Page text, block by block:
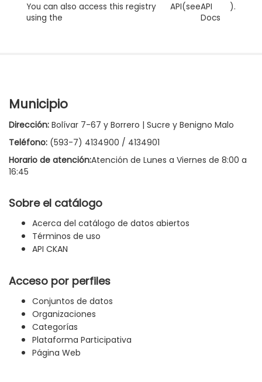
You can also access this registry
using the
API(seeAPI
Docs
).
Municipio
Dirección: Bolívar 7-67 y Borrero | Sucre y Benigno Malo
Teléfono: (593-7) 4134900 / 4134901
Horario de atención:Atención de Lunes a Viernes de 8:00 a
16:45
Sobre el catálogo
Acerca del catálogo de datos abiertos
Términos de uso
API CKAN
Acceso por perfiles
Conjuntos de datos
Organizaciones
Categorías
Plataforma Participativa
Página Web